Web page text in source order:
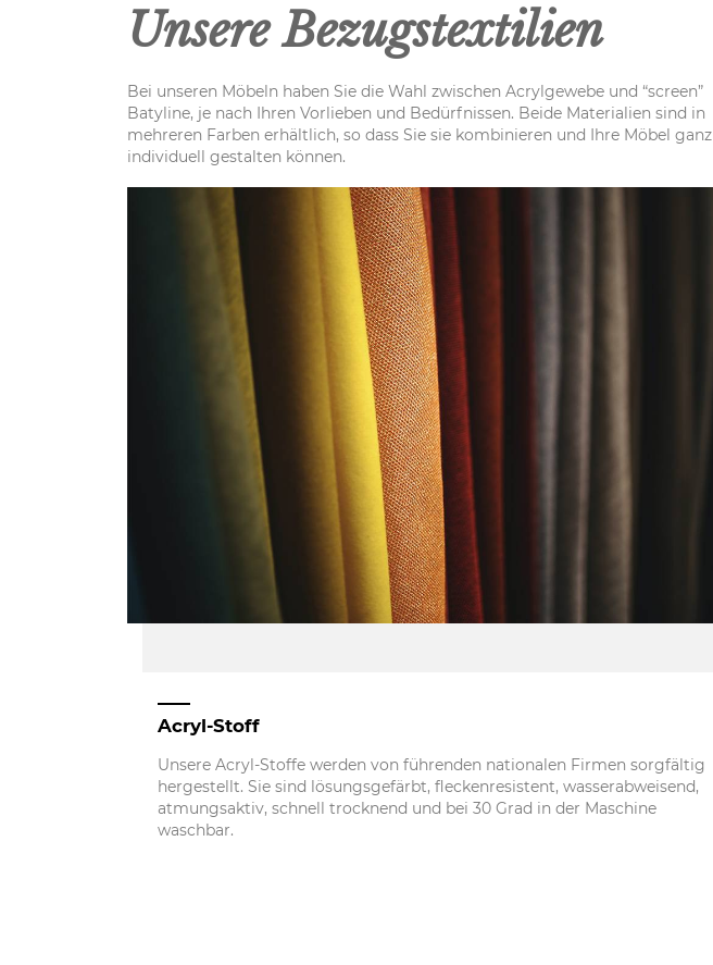
Unsere Bezugstextilien
Bei unseren Möbeln haben Sie die Wahl zwischen Acrylgewebe und “screen”
Batyline, je nach Ihren Vorlieben und Bedürfnissen. Beide Materialien sind in
mehreren Farben erhältlich, so dass Sie sie kombinieren und Ihre Möbel ganz
individuell gestalten können.
Acryl-Stoff
Unsere Acryl-Stoffe werden von führenden nationalen Firmen sorgfältig
hergestellt. Sie sind lösungsgefärbt, fleckenresistent, wasserabweisend,
atmungsaktiv, schnell trocknend und bei 30 Grad in der Maschine
waschbar.